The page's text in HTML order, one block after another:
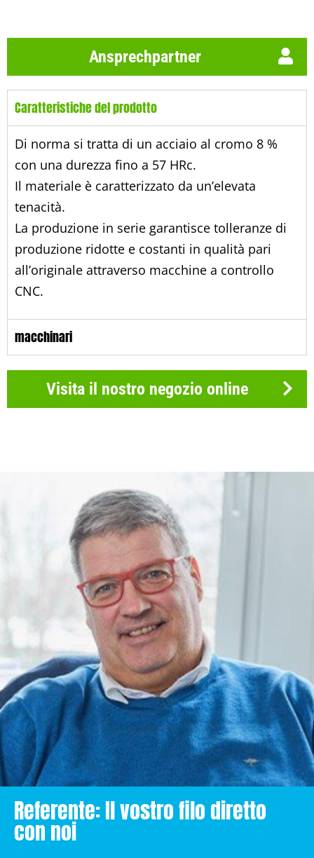
Ansprechpartner
Caratteristiche del prodotto
Di norma si tratta di un acciaio al cromo 8 %
con una durezza fino a 57 HRc.
Il materiale è caratterizzato da un’elevata
tenacità.
La produzione in serie garantisce tolleranze di
produzione ridotte e costanti in qualità pari
all’originale attraverso macchine a controllo
CNC.
macchinari
Visita il nostro negozio online
Referente: Il vostro filo diretto
con noi